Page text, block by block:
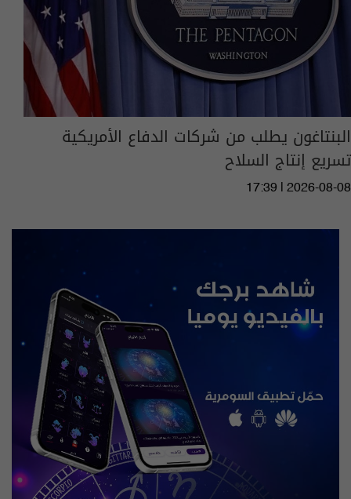
البنتاغون يطلب من شركات الدفاع الأمريكية
تسريع إنتاج السلاح
17:39 | 2026-08-08